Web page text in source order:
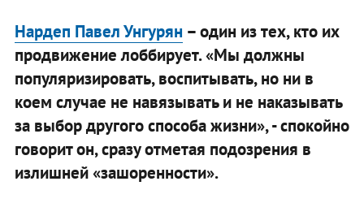
Нардеп Павел Унгурян – один из тех, кто их
продвижение лоббирует.«Мы должны
популяризировать, воспитывать, но ни в
коем случае не навязывать и не наказывать
за выбор другого способа жизни», - спокойно
говорит он, сразу отметая подозрения в
излишней «зашоренности».